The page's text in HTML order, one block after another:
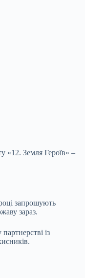
«12. Земля Героїв» –
запрошують
зараз.
із